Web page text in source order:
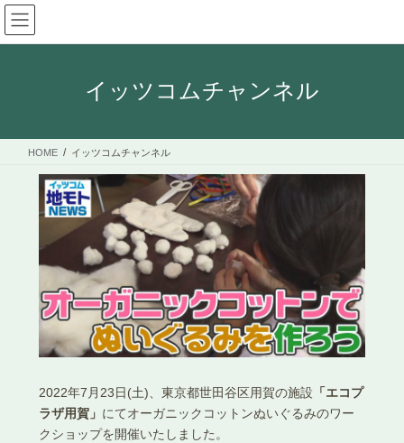
コ
ン
テ
キ
ナ
ビ
ゲ
に
イッツコムチャンネル
HOME イッツコムチャンネル
2022年7月23日(土)、東京都世田谷区用賀の施設 「エコプ
ラザ用賀」 にてオーガニックコットンぬいぐるみのワー
クショップを開催いたしました。